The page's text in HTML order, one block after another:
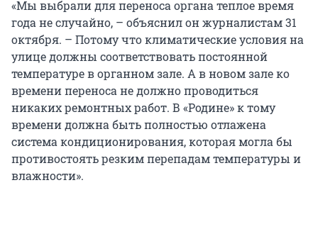
«Мы выбрали для переноса органа теплое время
года не случайно, – объяснил он журналистам 31
октября. – Потому что климатические условия на
улице должны соответствовать постоянной
температуре в органном зале. А в новом зале ко
времени переноса не должно проводиться
никаких ремонтных работ. В «Родине» к тому
времени должна быть полностью отлажена
система кондиционирования, которая могла бы
противостоять резким перепадам температуры и
влажности».